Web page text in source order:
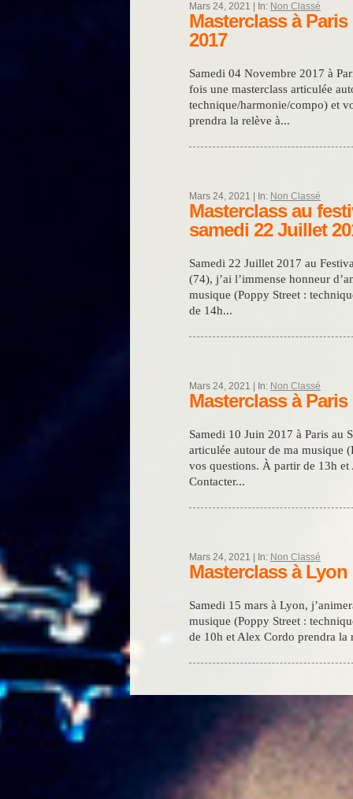
Mars 24, 2021 | In: Non Classé
Masterclass à
2017
Samedi 04 Novembre 2017 à
fois une masterclass articulée
technique/harmonie/compo) et
prendra la relève à...
Mars 24, 2021 | In: Non Classé
Masterclass au
samedi 22 Juillet
Samedi 22 Juillet 2017 au
(74), j’ai l’immense honneur
musique (Poppy Street :
de 14h...
Mars 24, 2021 | In: Non Classé
Masterclass à
Samedi 10 Juin 2017 à Paris au
articulée autour de ma musique
vos questions. À partir de 13h
Contacter...
Mars 24, 2021 | In: Non Classé
Masterclass à Lyon
Samedi 15 mars à Lyon,
musique (Poppy Street :
de 10h et Alex Cordo prendra la